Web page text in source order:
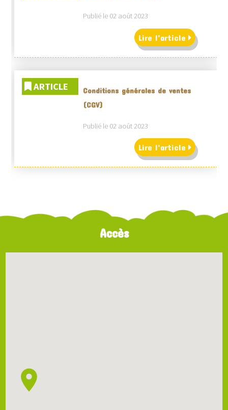
Publié le 02 août 2023
Lire l'article
ARTICLE
Conditions générales de ventes
(CGV)
Publié le 02 août 2023
Lire l'article
Accès